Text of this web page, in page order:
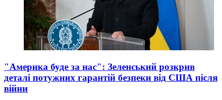
"Америка буде за нас": Зеленський розкрив
деталі потужних гарантій безпеки від США після
війни